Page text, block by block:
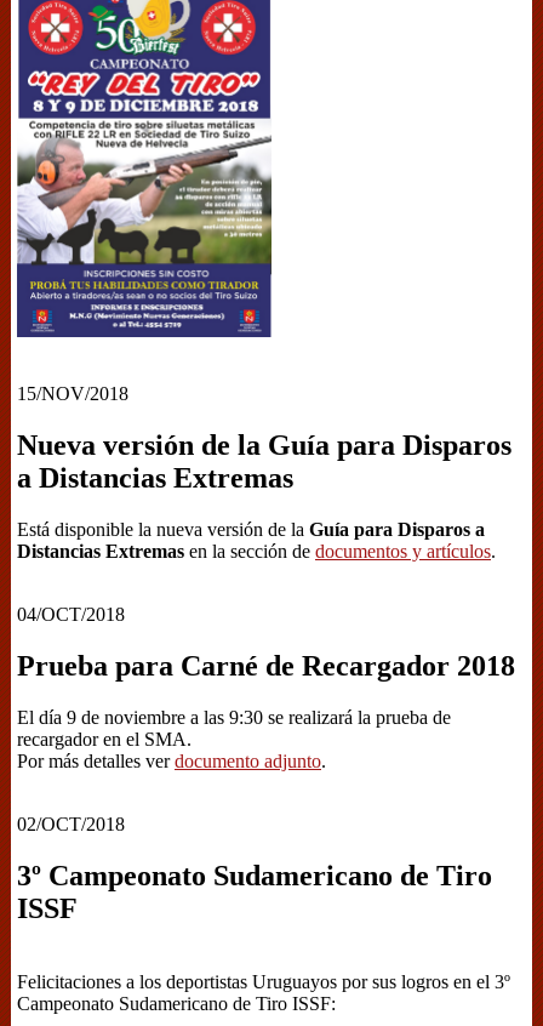
15/NOV/2018
Nueva versión de la Guía para Disparos
a Distancias Extremas
Está disponible la nueva versión de la Guía para Disparos a
Distancias Extremas en la sección de documentos y artículos.
04/OCT/2018
Prueba para Carné de Recargador 2018
El día 9 de noviembre a las 9:30 se realizará la prueba de
recargador en el SMA.
Por más detalles verdocumento adjunto.
02/OCT/2018
3º Campeonato Sudamericano de Tiro
ISSF
Felicitaciones a los deportistas Uruguayos por sus logros en el 3º
Campeonato Sudamericano de Tiro ISSF: